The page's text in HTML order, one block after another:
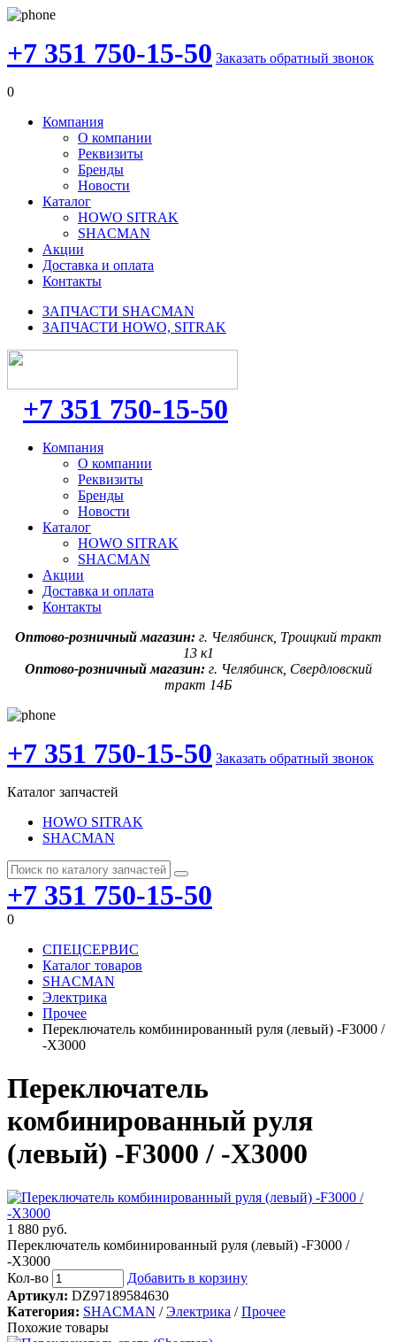
+7 351 750-15-50 Заказать обратный звонок
0
Компания
О компании
Реквизиты
Бренды
Новости
Каталог
HOWO SITRAK
SHACMAN
Акции
Доставка и оплата
Контакты
ЗАПЧАСТИ SHACMAN
ЗАПЧАСТИ HOWO, SITRAK
+7 351 750-15-50
Компания
О компании
Реквизиты
Бренды
Новости
Каталог
HOWO SITRAK
SHACMAN
Акции
Доставка и оплата
Контакты
Оптово-розничный магазин: г. Челябинск, Троицкий тракт
13 к1
Оптово-розничный магазин:г. Челябинск, Свердловский
тракт 14Б
+7 351 750-15-50 Заказать обратный звонок
Каталог запчастей
HOWO SITRAK
SHACMAN
+7 351 750-15-50
0
СПЕЦСЕРВИС
Каталог товаров
SHACMAN
Электрика
Прочее
Переключатель комбинированный руля (левый) -F3000 /
-Х3000
Переключатель
комбинированный руля
(левый) -F3000 / -Х3000
1 880 руб.
Переключатель комбинированный руля (левый) -F3000 /
-Х3000
Кол-во
Добавить в корзину
Артикул: DZ97189584630
Категория: SHACMAN /Электрика /Прочее
Похожие товары